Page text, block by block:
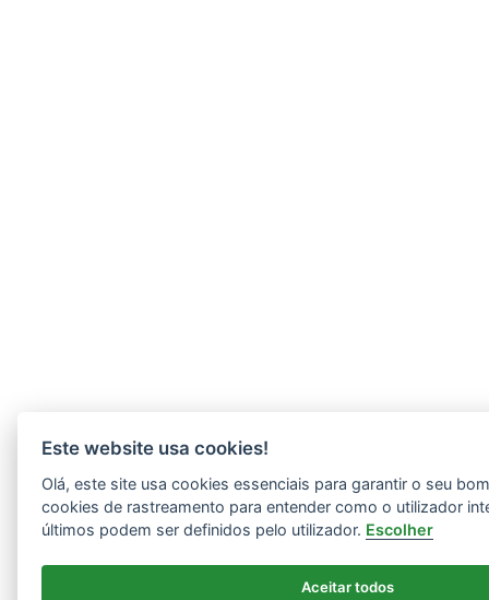
Este website usa cookies!
Olá, este site usa cookies essenciais para garantir o seu
cookies de rastreamento para entender como o utilizador
últimos podem ser definidos pelo utilizador. Escolher
Aceitar todos